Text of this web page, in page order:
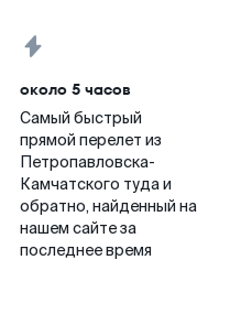
около 5 часов
Самый быстрый
прямой перелет из
Петропавловска-
Камчатского туда и
обратно, найденный на
нашем сайте за
последнее время